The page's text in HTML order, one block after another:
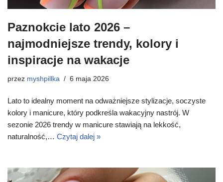
Paznokcie lato 2026 –
najmodniejsze trendy, kolory i
inspiracje na wakacje
przez myshpillka 6 maja 2026
Lato to idealny moment na odważniejsze stylizacje, soczyste
kolory i manicure, który podkreśla wakacyjny nastrój. W
sezonie 2026 trendy w manicure stawiają na lekkość,
naturalność,… Czytaj dalej »